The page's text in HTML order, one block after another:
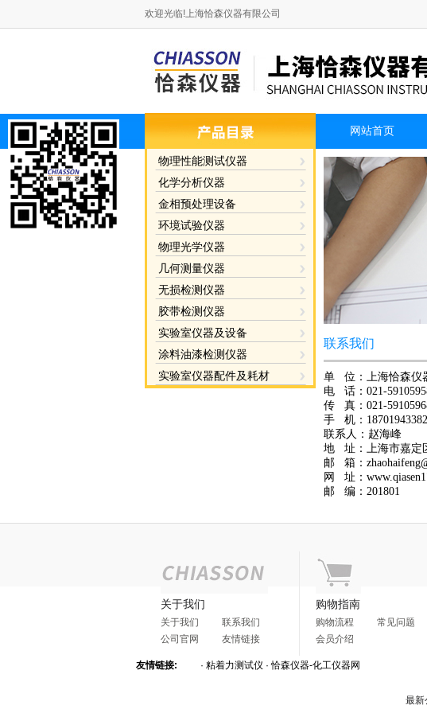
欢迎光临!上海恰森仪器有限公司
物理性能测试仪器
化学分析仪器
金相预处理设备
环境试验仪器
物理光学仪器
几何测量仪器
无损检测仪器
胶带检测仪器
实验室仪器及设备
涂料油漆检测仪器
实验室仪器配件及耗材
网站首页
联系我们
单 位：上海恰森仪
电 话：021-
传 真：021-
手 机：18701943382
联系人：赵海峰
地 址：上海市嘉定
邮 箱：
网 址：
邮 编：201801
关于我们
关于我们
联系我们
公司官网
友情链接
购物指南
购物流程
常见问题
会员介绍
友情链接: · 粘着力测试仪 ·恰森仪器-化工仪器网
最新